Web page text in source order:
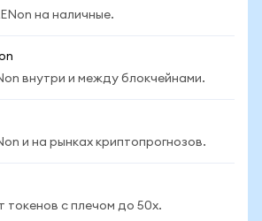
на наличные.
внутри и между блокчейнами.
и на рынках криптопрогнозов.
токенов с плечом до 50x.